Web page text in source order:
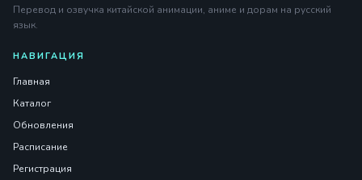
Перевод и озвучка китайской анимации, аниме и дорам на русский
язык.
НАВИГАЦИЯ
Главная
Каталог
Обновления
Расписание
Регистрация